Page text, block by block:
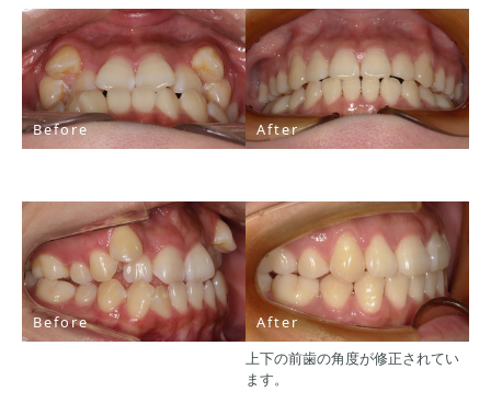
Before After
Before
After
上下の前歯の角度が修正されてい
ます。